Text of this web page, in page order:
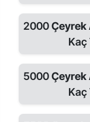
2000Çeyrek
Kaç
5000Çeyrek
Kaç